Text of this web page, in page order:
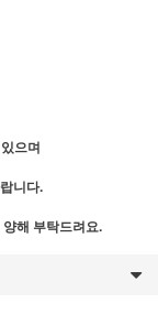
으며
니다.
해 부탁드려요.